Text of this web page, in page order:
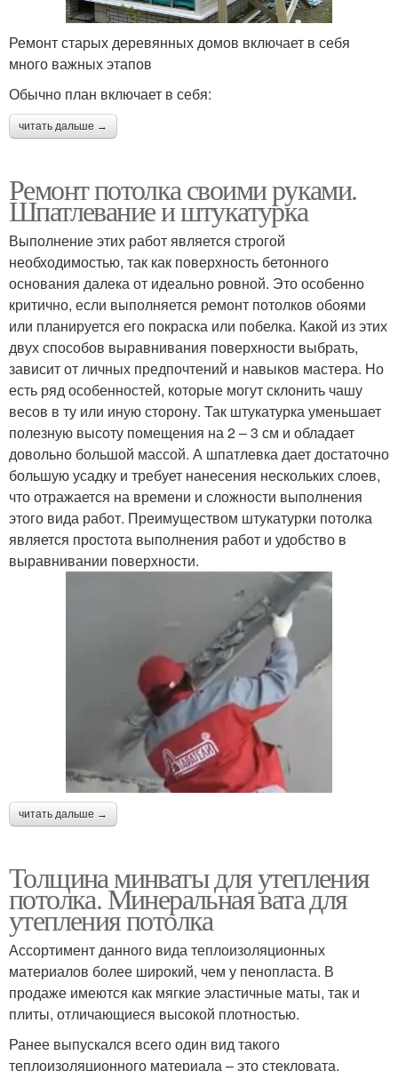
Ремонт старых деревянных домов включает в себя
много важных этапов
Обычно план включает в себя:
читать дальше →
Ремонт потолка своими руками.
Шпатлевание и штукатурка
Выполнение этих работ является строгой
необходимостью, так как поверхность бетонного
основания далека от идеально ровной. Это особенно
критично, если выполняется ремонт потолков обоями
или планируется его покраска или побелка. Какой из этих
двух способов выравнивания поверхности выбрать,
зависит от личных предпочтений и навыков мастера. Но
есть ряд особенностей, которые могут склонить чашу
весов в ту или иную сторону. Так штукатурка уменьшает
полезную высоту помещения на 2 – 3 см и обладает
довольно большой массой. А шпатлевка дает достаточно
большую усадку и требует нанесения нескольких слоев,
что отражается на времени и сложности выполнения
этого вида работ. Преимуществом штукатурки потолка
является простота выполнения работ и удобство в
выравнивании поверхности.
читать дальше →
Толщина минваты для утепления
потолка. Минеральная вата для
утепления потолка
Ассортимент данного вида теплоизоляционных
материалов более широкий, чем у пенопласта. В
продаже имеются как мягкие эластичные маты, так и
плиты, отличающиеся высокой плотностью.
Ранее выпускался всего один вид такого
теплоизоляционного материала – это стекловата.